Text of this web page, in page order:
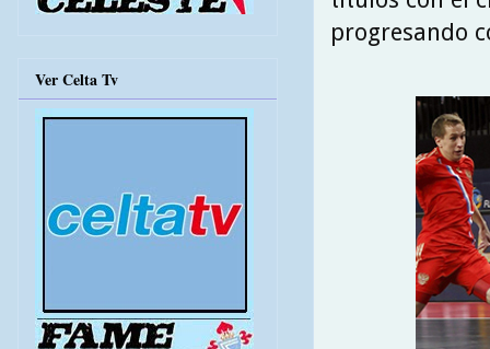
progresando
Ver Celta Tv